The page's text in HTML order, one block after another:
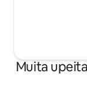
Muita